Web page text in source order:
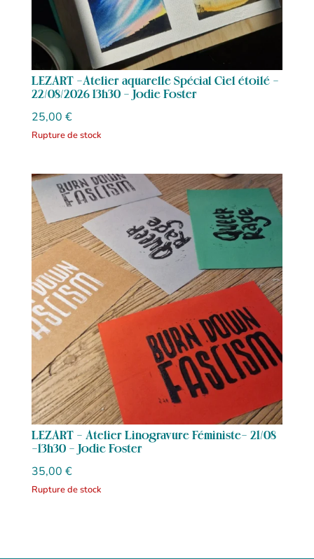
LEZART -Atelier aquarelle Spécial Ciel étoilé –
22/08/2026 13h30 – Jodie Foster
25,00 €
Rupture de stock
LEZART – Atelier Linogravure Féministe- 21/08
-13h30 – Jodie Foster
35,00 €
Rupture de stock